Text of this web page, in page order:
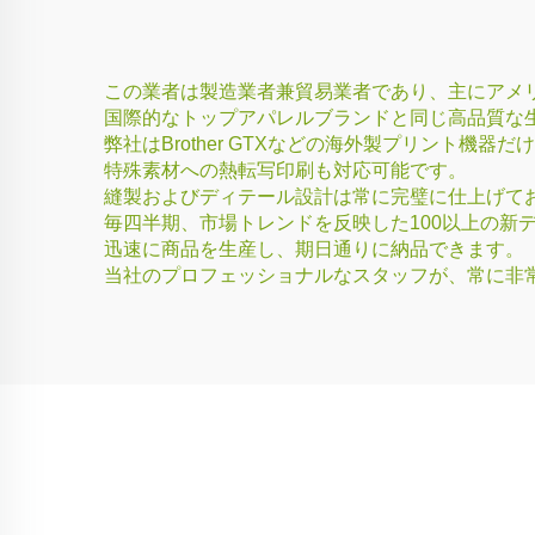
この業者は製造業者兼貿易業者であり、主にア
国際的なトップアパレルブランドと同じ高品質
弊社はBrother GTXなどの海外製プリント機器だ
特殊素材への熱転写印刷も対応可能です。
縫製およびディテール設計は常に完璧に仕上げて
毎四半期、市場トレンドを反映した100以上の新
迅速に商品を生産し、期日通りに納品できます。
当社のプロフェッショナルなスタッフが、常に